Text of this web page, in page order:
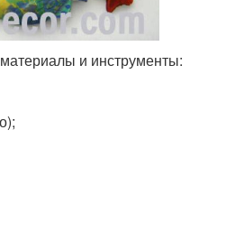
и инструменты: